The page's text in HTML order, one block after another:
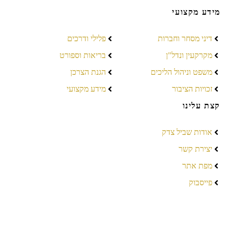
מידע מקצועי
דיני מסחר וחברות
מקרקעין ונדל"ן
משפט וניהול הליכים
זכויות הציבור
פלילי ודרכים
בריאות וספורט
הגנת הצרכן
מידע מקצועי
קצת עלינו
אודות שביל צדק
יצירת קשר
מפת אתר
פייסבוק